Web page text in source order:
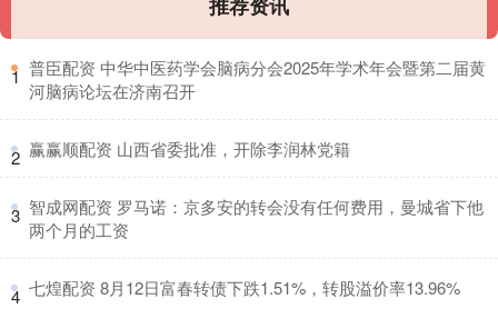
1 ​普臣配资 中华中医药学会脑病分会2025年学术年会暨第二届黄
河脑病论坛在济南召开
2 ​赢赢顺配资 山西省委批准，开除李润林党籍
3 ​智成网配资 罗马诺：京多安的转会没有任何费用，曼城省下他
两个月的工资
4 ​七煌配资 8月12日富春转债下跌1.51%，转股溢价率13.96%